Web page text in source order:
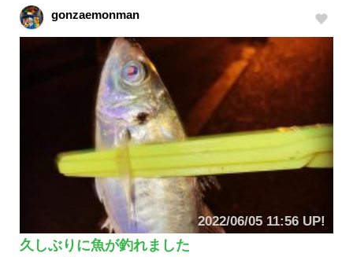
gonzaemonman
2022/06/05 11:56 UP!
久しぶりに魚が釣れました